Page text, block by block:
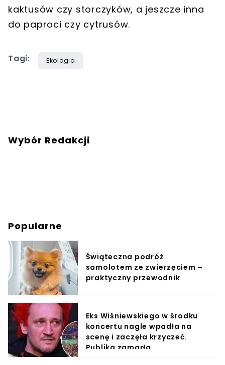
kaktusów czy storczyków, a jeszcze inna
do paproci czy cytrusów.
Tagi: Ekologia
Wybór Redakcji
Popularne
Świąteczna podróż
samolotem ze zwierzęciem –
praktyczny przewodnik
Eks Wiśniewskiego w środku
koncertu nagle wpadła na
scenę i zaczęła krzyczeć.
Publika zamarła